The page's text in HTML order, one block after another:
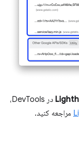
در DevTools،
مراجعه کنید.